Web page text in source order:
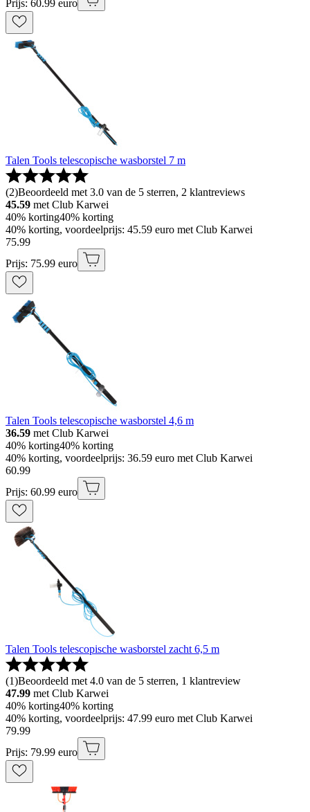
Prijs: 60.99 euro
Talen Tools telescopische wasborstel 7 m
(2)Beoordeeld met 3.0 van de 5 sterren, 2 klantreviews
45.59 met Club Karwei
40% korting40% korting
40% korting, voordeelprijs: 45.59 euro met Club Karwei
75.99
Prijs: 75.99 euro
Talen Tools telescopische wasborstel 4,6 m
36.59 met Club Karwei
40% korting40% korting
40% korting, voordeelprijs: 36.59 euro met Club Karwei
60.99
Prijs: 60.99 euro
Talen Tools telescopische wasborstel zacht 6,5 m
(1)Beoordeeld met 4.0 van de 5 sterren, 1 klantreview
47.99 met Club Karwei
40% korting40% korting
40% korting, voordeelprijs: 47.99 euro met Club Karwei
79.99
Prijs: 79.99 euro